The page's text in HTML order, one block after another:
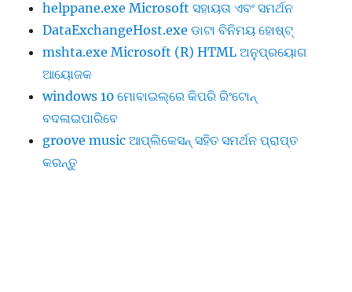
helppane.exe Microsoft ସହାୟତା ଏବଂ ସମର୍ଥନ
DataExchangeHost.exe ଡାଟା ବିନିମୟ ହୋଷ୍ଟ୍
mshta.exe Microsoft (R) HTML ଅନୁପ୍ରୟୋଗ
ଆୟୋଜକ
windows 10 ମୋବାଇଲ୍‌ରେ କିପରି ରିଂଟୋନ୍
ବଦଳାଇପାରିବେ
groove music ଆପ୍ଲିକେସନ୍‌ ସହିତ ସମର୍ଥନ ପ୍ରାପ୍ତ
କରନ୍ତୁ